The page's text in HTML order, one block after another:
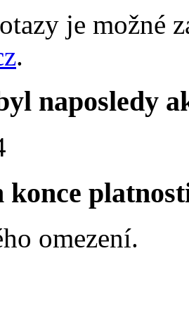
je možné
.
naposledy
konce
omezení.